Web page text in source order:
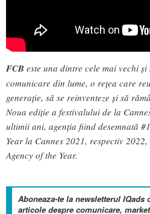
FCB este una dintre cele mai vechi
comunicare din lume, o rețea care
generație, să se reinventeze și să
Noua ediție a festivalului de la
ultimii ani, agenția fiind desemnată
Year la Cannes 2021, respectiv
Agency of the Year.
Aboneaza-te la newsletterul IQads
articole despre comunicare,